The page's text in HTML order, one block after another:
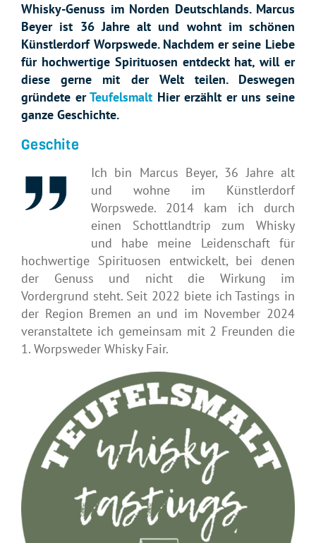
Whisky-Genuss im Norden Deutschlands. Marcus
Beyer ist 36 Jahre alt und wohnt im schönen
Künstlerdorf Worpswede. Nachdem er seine Liebe
für hochwertige Spirituosen entdeckt hat, will er
diese gerne mit der Welt teilen. Deswegen
gründete erTeufelsmalt Hier erzählt er uns seine
ganze Geschichte.
Geschite
Ich bin Marcus Beyer, 36 Jahre alt
und wohne im Künstlerdorf
Worpswede. 2014 kam ich durch
einen Schottlandtrip zum Whisky
und habe meine Leidenschaft für
hochwertige Spirituosen entwickelt, bei denen
der Genuss und nicht die Wirkung im
Vordergrund steht. Seit 2022 biete ich Tastings in
der Region Bremen an und im November 2024
veranstaltete ich gemeinsam mit 2 Freunden die
1. Worpsweder Whisky Fair.